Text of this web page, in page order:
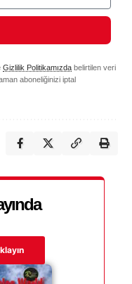
Gizlilik Politikamızda belirtilen veri
aboneliğinizi iptal